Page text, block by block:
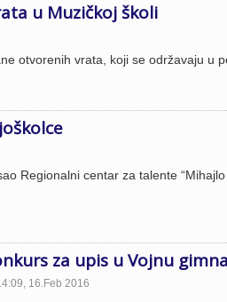
u Muzičkoj školi
otvorenih vrata, koji se održavaju u
Regionalni centar za talente
za upis u Vojnu
16.Feb 2016